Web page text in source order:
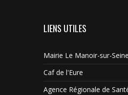
LIENS UTILES
Mairie Le Manoir-sur-Seine
Caf de l'Eure
Agence Régionale de